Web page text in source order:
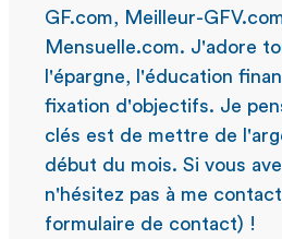
GF.com, Meilleur-
Mensuelle.com. J'adore
l'épargne, l'éducation
fixation d'objectifs. Je
clés est de mettre de
début du mois. Si vous
n'hésitez pas à me
formulaire de contact) !